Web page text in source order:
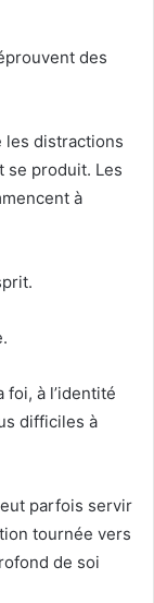
des
les distractions
se produit. Les
à
foi, à l’identité
difficiles à
parfois servir
tournée vers
de soi